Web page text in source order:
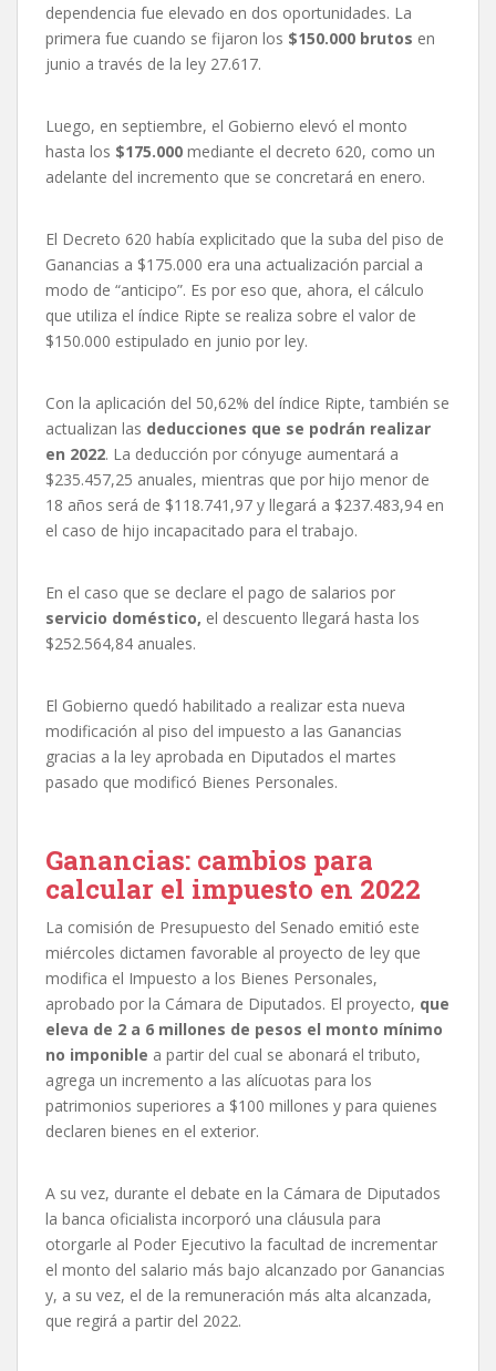
dependencia fue elevado en dos oportunidades. La
primera fue cuando se fijaron los $150.000 brutos en
junio a través de la ley 27.617.
Luego, en septiembre, el Gobierno elevó el monto
hasta los $175.000 mediante el decreto 620, como un
adelante del incremento que se concretará en enero.
El Decreto 620 había explicitado que la suba del piso de
Ganancias a $175.000 era una actualización parcial a
modo de “anticipo”. Es por eso que, ahora, el cálculo
que utiliza el índice Ripte se realiza sobre el valor de
$150.000 estipulado en junio por ley.
Con la aplicación del 50,62% del índice Ripte, también se
actualizan las deducciones que se podrán realizar
en 2022. La deducción por cónyuge aumentará a
$235.457,25 anuales, mientras que por hijo menor de
18 años será de $118.741,97 y llegará a $237.483,94 en
el caso de hijo incapacitado para el trabajo.
En el caso que se declare el pago de salarios por
servicio doméstico, el descuento llegará hasta los
$252.564,84 anuales.
El Gobierno quedó habilitado a realizar esta nueva
modificación al piso del impuesto a las Ganancias
gracias a la ley aprobada en Diputados el martes
pasado que modificó Bienes Personales.
Ganancias: cambios para
calcular el impuesto en 2022
La comisión de Presupuesto del Senado emitió este
miércoles dictamen favorable al proyecto de ley que
modifica el Impuesto a los Bienes Personales,
aprobado por la Cámara de Diputados. El proyecto, que
eleva de 2 a 6 millones de pesos el monto mínimo
no imponible a partir del cual se abonará el tributo,
agrega un incremento a las alícuotas para los
patrimonios superiores a $100 millones y para quienes
declaren bienes en el exterior.
A su vez, durante el debate en la Cámara de Diputados
la banca oficialista incorporó una cláusula para
otorgarle al Poder Ejecutivo la facultad de incrementar
el monto del salario más bajo alcanzado por Ganancias
y, a su vez, el de la remuneración más alta alcanzada,
que regirá a partir del 2022.